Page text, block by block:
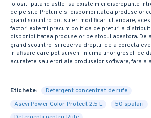
folositi, putand astfel sa existe mici discrepante
de pe site. Preturile si disponibilitatea produselor
grandiscount.ro pot suferi modificari ulterioare,
factori externi precum politica de preturi a
disponibilitatea produselor pe stocul acestora. De
grandiscount.ro isi rezerva dreptul de a corecta
in afisare care pot surveni in urma unor greseli de
acuratete sau erori ale produselor software, fara a
Etichete:
Detergent concentrat de rufe
Asevi Power Color Protect 2.5 L
50 spalari